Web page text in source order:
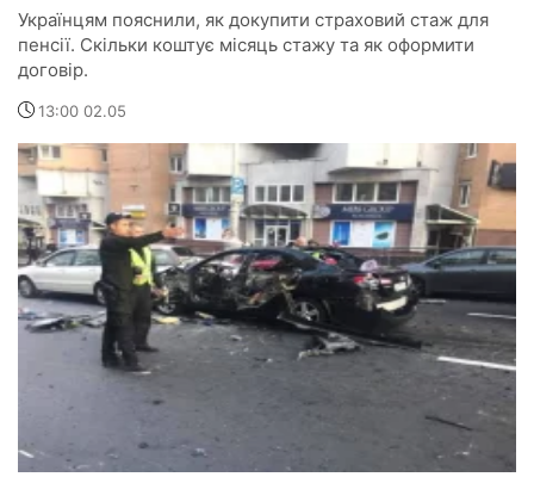
Українцям пояснили, як докупити страховий стаж для
пенсії. Скільки коштує місяць стажу та як оформити
договір.
13:00 02.05